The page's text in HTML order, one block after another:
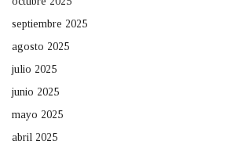
septiembre 2025
agosto 2025
julio 2025
junio 2025
mayo 2025
abril 2025